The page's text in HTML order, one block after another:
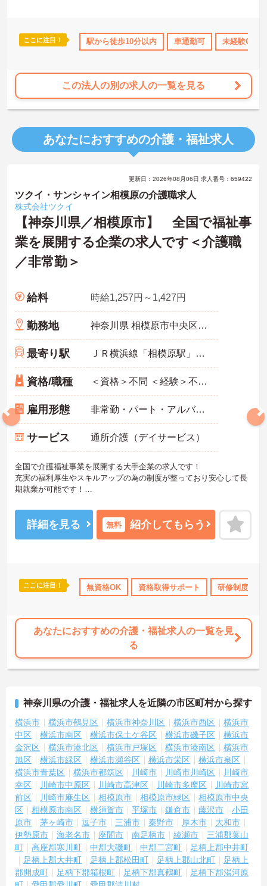
育児補助 年間休日110日以上 ブランクOK 資格取得サポート
＜＜ICT導入が進む効率的な現場で、身体的負担を減らしケアに専念
＞スマホ記録や睡眠測定センサー等の導入で月400時間の生産性向上
ここに注目！ 駅から徒歩10分以内 車通勤可 未経験OK
この法人の別の求人の一覧を見る
あなたにおすすめの介護・福祉求人
資格取得サポート 研修制度あり 産休･育休･介護休暇取得実
更新日：2026年08月06日 求人番号：659422
ツクイ・サンシャイン相模原の介護職求人
株式会社ツクイ
【神奈川県／相模原市】 全国で福祉事
業を展開する企業の求人です＜介護職
／非常勤＞
給料 時給1,257円～1,427円
勤務地 神奈川県 相模原市中央区 富士見1-5-3
最寄り駅 ＪＲ横浜線「相模原駅」徒歩20分
資格/職種 ＜資格＞不問 ＜経験＞不問 ※無資格者:入社半年以内に会社負担で認知症介護基礎研修受講
雇用形態 非常勤・パート・アルバイト
サービス 通所介護（デイサービス）
全国で介護福祉事業を展開する大手企業の求人です！
充実の福利厚生やスキルアップの為の制度が整っており安心して長
期就業が可能です！
すのでお気軽にご相談ください。
詳細を見る 無料 紹介してもらう
ここに注目！ 無資格OK 資格取得サポート 研修制度あり
あなたにおすすめの介護・福祉求人の一覧を見
る
神奈川県の介護・福祉求人を近隣の市区町村から探す
横浜市 横浜市鶴見区 横浜市神奈川区 横浜市西区
横浜市
中区
横浜市南区 横浜市保土ケ谷区 横浜市磯子区
横浜市
金沢区
横浜市港北区 横浜市戸塚区 横浜市港南区
横浜市
旭区
横浜市緑区 横浜市瀬谷区 横浜市栄区
横浜市泉区
横浜市青葉区
横浜市都筑区 川崎市 川崎市川崎区
川崎市
幸区
川崎市中原区 川崎市高津区 川崎市多摩区
川崎市宮
前区
川崎市麻生区 相模原市 相模原市緑区
相模原市中央
区
相模原市南区 横須賀市 平塚市 鎌倉市 藤沢市
小田
原市
茅ヶ崎市 逗子市 三浦市 秦野市 厚木市
大和市
伊勢原市
海老名市 座間市 南足柄市 綾瀬市
三浦郡葉山
町
高座郡寒川町 中郡大磯町 中郡二宮町
足柄上郡中井町
足柄上郡大井町
足柄上郡松田町 足柄上郡山北町
足柄上
郡開成町
足柄下郡箱根町 足柄下郡真鶴町
足柄下郡湯河原